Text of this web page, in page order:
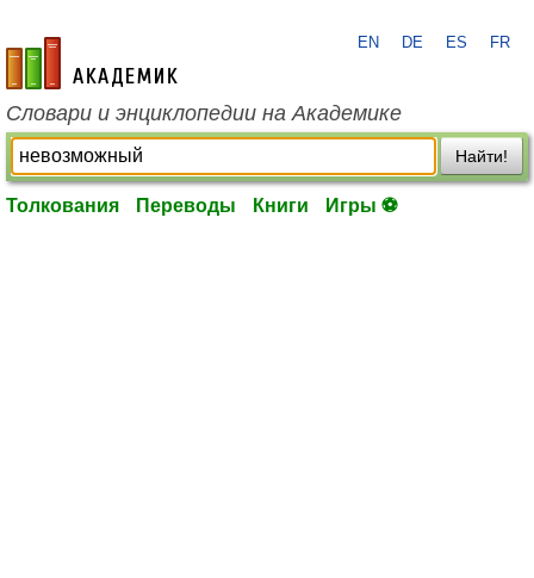
academic.ru
EN DE ES FR
Словари и энциклопедии на Академике
Найти!
Толкования Переводы Книги Игры ⚽